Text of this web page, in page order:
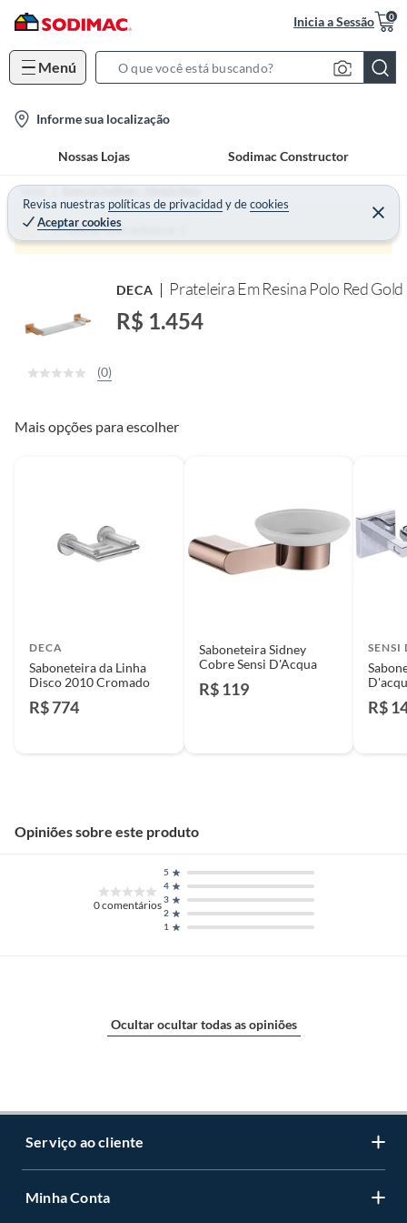
Inicia a Sessão 0
Menú
S
c
h
B
r
a
o
Informe sua localização
Nossas Lojas Sodimac Constructor
Revisa nuestras políticas de privacidadydecookies
Aceptar cookies
Home Especial Sodimac - Metais Deca
Produto sem estoque :(
DECA Prateleira Em Resina Polo Red Gold
R$ 1.454
(0)
Mais opções para escolher
DECA
Saboneteira da Linha
Disco 2010 Cromado
R$ 774
Saboneteira Sidney
Cobre Sensi D'Acqua
R$ 119
SENSI
R$
Opiniões sobre este produto
0comentários
1
2
3
4
5
Ocultar ocultar todas as opiniões
Serviço ao cliente
Centro de ajuda
Minha Conta